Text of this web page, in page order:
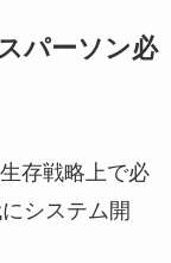
パーソン必
存戦略上で必
システム開